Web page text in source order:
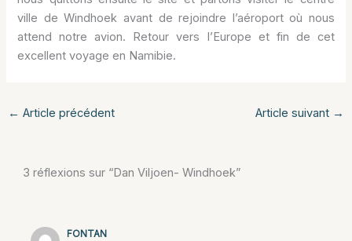
ville de Windhoek avant de rejoindre l’aéroport où nous
attend notre avion. Retour vers l’Europe et fin de cet
excellent voyage en Namibie.
← Article précédent Article suivant →
3 réflexions sur “Dan Viljoen- Windhoek”
FONTAN